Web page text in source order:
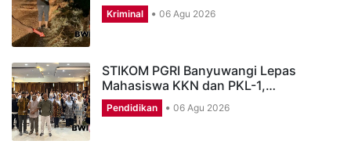
Kriminal 06 Agu 2026
STIKOM PGRI Banyuwangi Lepas
Mahasiswa KKN dan PKL-1,…
Pendidikan 06 Agu 2026